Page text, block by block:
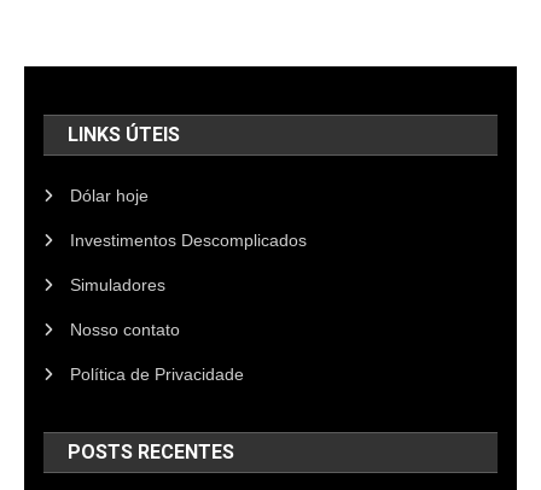
LINKS ÚTEIS
Dólar hoje
Investimentos Descomplicados
Simuladores
Nosso contato
Política de Privacidade
POSTS RECENTES